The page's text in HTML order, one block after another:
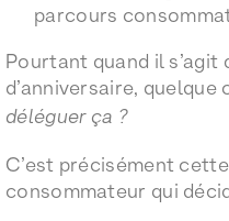
parcours
Pourtant quand il s’agit
d’anniversaire,
déléguer ça ?
C’est précisément
consommateur qui